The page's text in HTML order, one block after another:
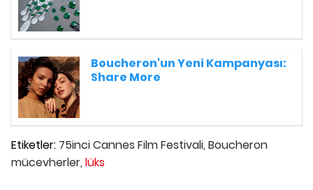
Boucheron'un Yeni Kampanyası:
Share More
Etiketler: 75inci Cannes Film Festivali, Boucheron
mücevherler, lüks